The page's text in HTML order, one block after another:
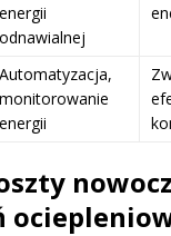
energii
odnawialnej
Automatyzacja,
monitorowanie
energii